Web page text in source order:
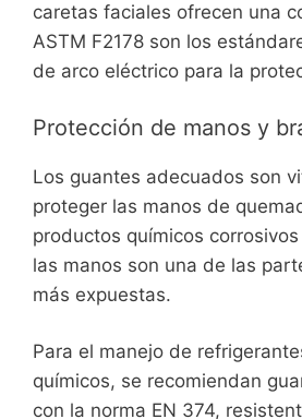
caretas faciales ofrecen una
ASTM F2178 son los
de arco eléctrico para la
Protección de manos y
Los guantes adecuados son
proteger las manos de
productos químicos
las manos son una de las
más expuestas.
Para el manejo de
químicos, se recomiendan
con la norma EN 374,